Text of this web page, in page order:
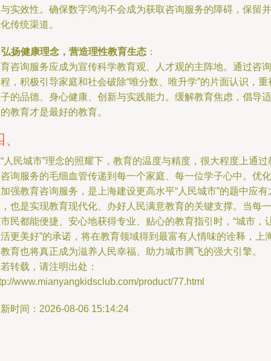
实效性。确保数字鸿沟不会成为获取咨询服务的障碍，保留并
传统渠道。
弘扬健康理念，营造理性教育生态 ：
咨询服务应成为宣传科学教育观、人才观的主阵地。通过咨询
，积极引导家庭和社会破除“唯分数、唯升学”的片面认识，重
的品德、身心健康、创新与实践能力。缓解教育焦虑，倡导适
教育才是最好的教育。
人民城市”理念的照耀下，教育的温度与精度，很大程度上通过
询服务的毛细血管传递到每一个家庭、每一位学子心中。优化
强教育咨询服务，是上海建设更高水平“人民城市”的题中应有
也是实现教育现代化、办好人民满意教育的关键支撑。当每一
民都能便捷、安心地获得专业、贴心的教育指引时，“城市，
更美好”的承诺，将在教育领域得到最富有人情味的诠释，上
育也将真正成为滋养人民幸福、助力城市腾飞的强大引擎。
转载，请注明出处：
www.mianyangkidsclub.com/product/77.html
时间：2026-08-06 15:14:24